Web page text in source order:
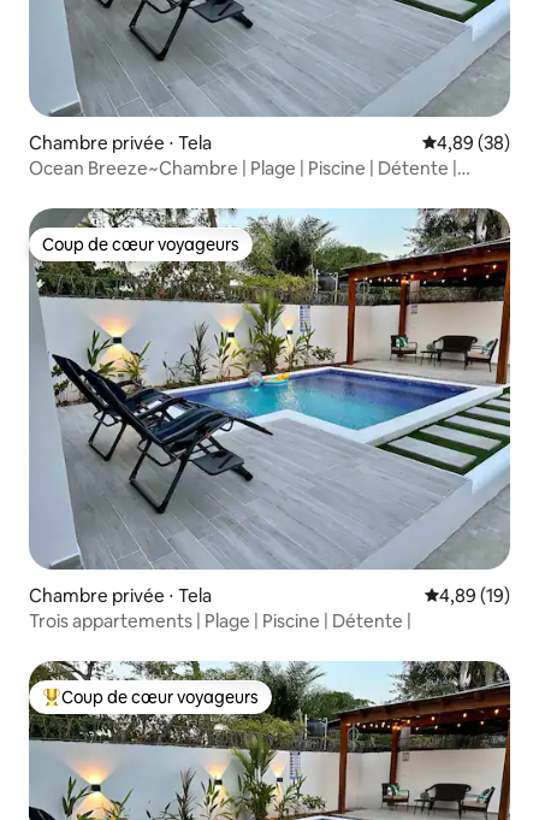
Chambre privée ⋅ Tela Évaluation
4,89 (38)
Ocean Breeze~Chambre | Plage | Piscine | Détente |
Coup de cœur voyageurs
Coup de cœur voyageurs
Chambre privée ⋅ Tela Évaluation
4,89 (19)
Trois appartements | Plage | Piscine | Détente |
Coups de cœur voyageurs les plus appréciés
Coup de cœur voyageurs